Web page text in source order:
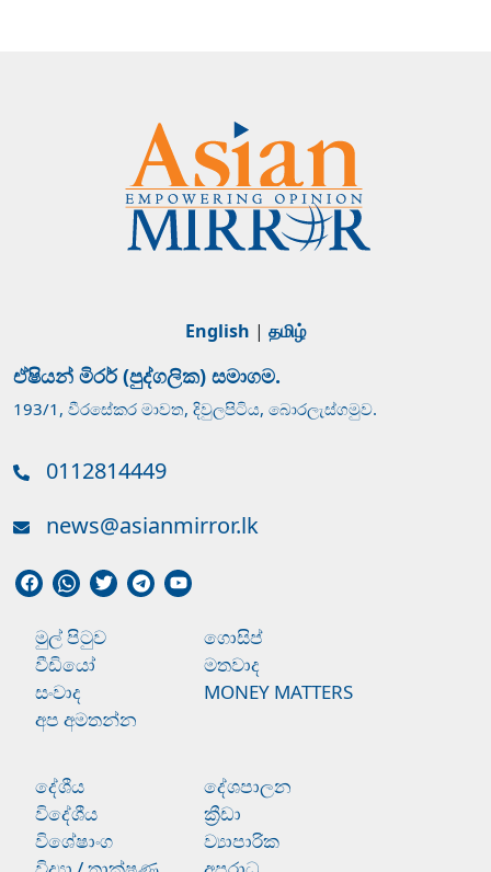
English | தமிழ்
ඒෂියන් මිරර් (පුද්ගලික) සමාගම.
193/1, වීරසේකර මාවත, දිවුලපිටිය, බොරලැස්ගමුව.
0112814449
news@asianmirror.lk
මුල් පිටුව
ගොසිප්
වීඩියෝ
මතවාද
සංවාද
MONEY MATTERS
අප අමතන්න
දේශීය
දේශපාලන
විදේශීය
ක්‍රීඩා
විශේෂාංග
ව්‍යාපාරික